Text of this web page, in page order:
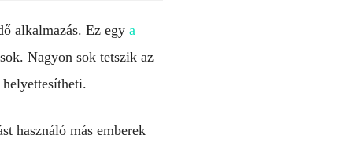
alkalmazás. Ez egy a
Nagyon sok tetszik az
használó más emberek